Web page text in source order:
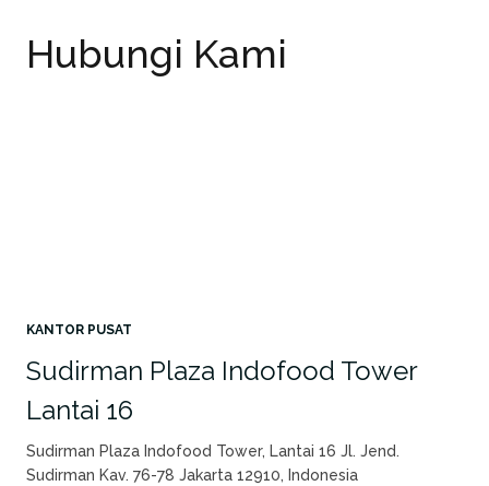
Hubungi Kami
KANTOR PUSAT
Sudirman Plaza Indofood Tower
Lantai 16
Sudirman Plaza Indofood Tower, Lantai 16 Jl. Jend.
Sudirman Kav. 76-78 Jakarta 12910, Indonesia